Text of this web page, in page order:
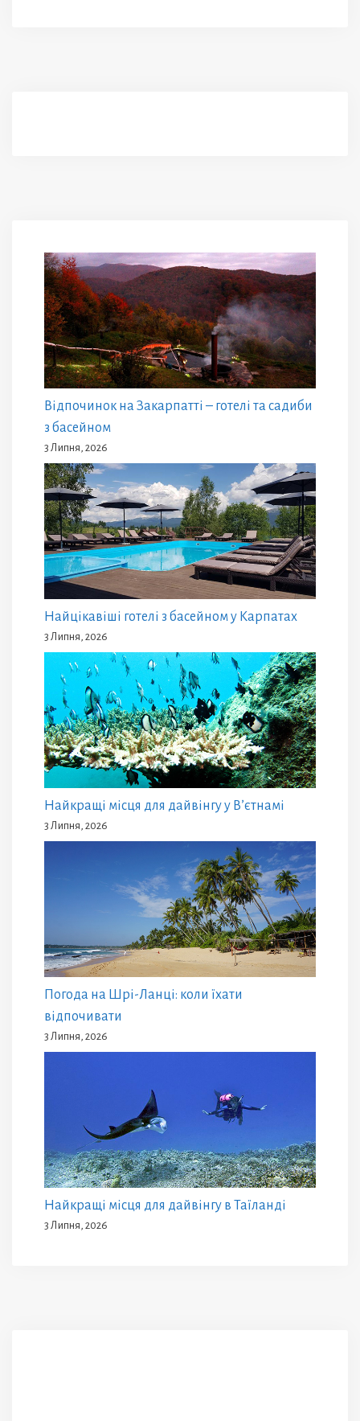
Відпочинок на Закарпатті – готелі та садиби
з басейном
3 Липня, 2026
Найцікавіші готелі з басейном у Карпатах
3 Липня, 2026
Найкращі місця для дайвінгу у В’єтнамі
3 Липня, 2026
Погода на Шрі-Ланці: коли їхати
відпочивати
3 Липня, 2026
Найкращі місця для дайвінгу в Таїланді
3 Липня, 2026